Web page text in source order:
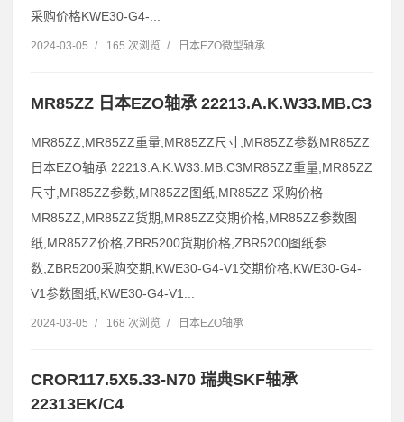
采购价格KWE30-G4-...
2024-03-05 / 165 次浏览 / 日本EZO微型轴承
MR85ZZ 日本EZO轴承 22213.A.K.W33.MB.C3
MR85ZZ,MR85ZZ重量,MR85ZZ尺寸,MR85ZZ参数MR85ZZ
日本EZO轴承 22213.A.K.W33.MB.C3MR85ZZ重量,MR85ZZ
尺寸,MR85ZZ参数,MR85ZZ图纸,MR85ZZ 采购价格
MR85ZZ,MR85ZZ货期,MR85ZZ交期价格,MR85ZZ参数图
纸,MR85ZZ价格,ZBR5200货期价格,ZBR5200图纸参
数,ZBR5200采购交期,KWE30-G4-V1交期价格,KWE30-G4-
V1参数图纸,KWE30-G4-V1...
2024-03-05 / 168 次浏览 / 日本EZO轴承
CROR117.5X5.33-N70 瑞典SKF轴承
22313EK/C4